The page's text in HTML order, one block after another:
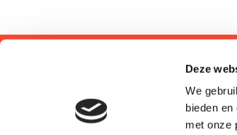
Deze
We
bieden
met onze
VIGO biedt mensen zorg,
Privacyverklaring Cookies